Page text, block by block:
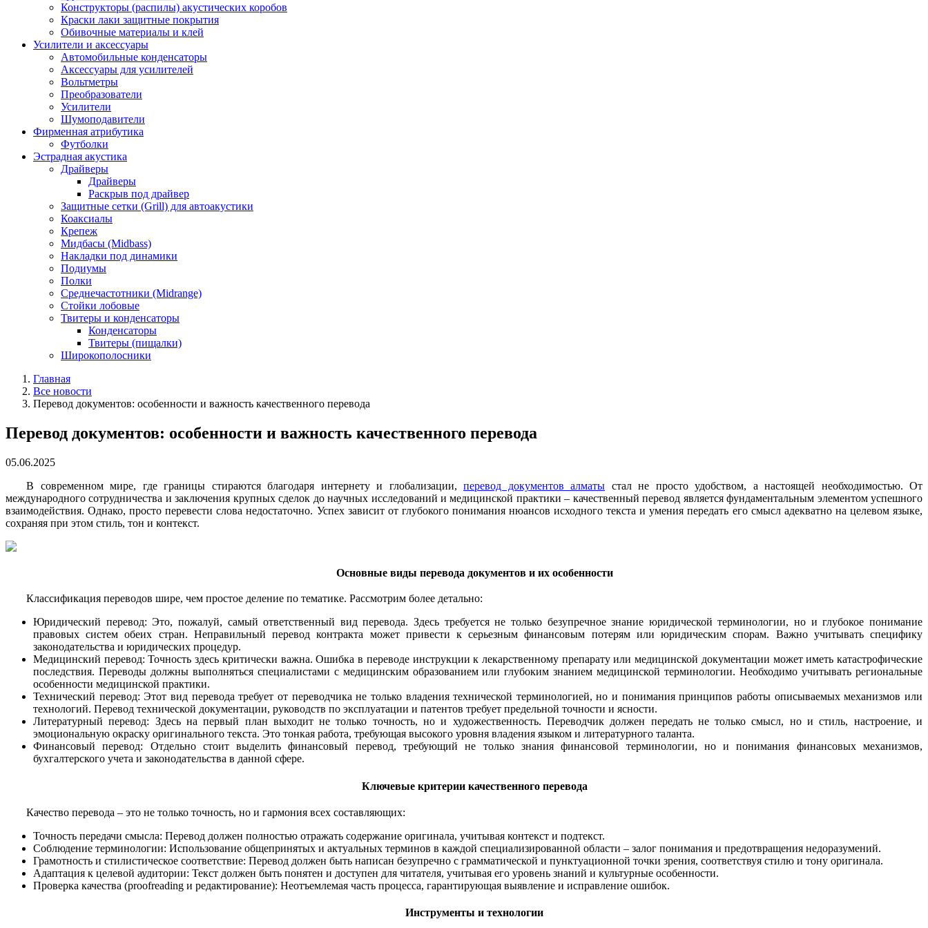
Конструкторы (распилы) акустических коробов
Краски лаки защитные покрытия
Обивочные материалы и клей
Усилители и аксессуары
Автомобильные конденсаторы
Аксессуары для усилителей
Вольтметры
Преобразователи
Усилители
Шумоподавители
Фирменная атрибутика
Футболки
Эстрадная акустика
Драйверы
Драйверы
Раскрыв под драйвер
Защитные сетки (Grill) для автоакустики
Коаксиалы
Крепеж
Мидбасы (Midbass)
Накладки под динамики
Подиумы
Полки
Среднечастотники (Midrange)
Стойки лобовые
Твитеры и конденсаторы
Конденсаторы
Твитеры (пищалки)
Широкополосники
Главная
Все новости
Перевод документов: особенности и важность качественного перевода
Перевод документов: особенности и важность качественного перевода
05.06.2025
В современном мире, где границы стираются благодаря интернету и глобализации, перевод документов алматы стал не просто удобством, а настоящей необходимостью. От
международного сотрудничества и заключения крупных сделок до научных исследований и медицинской практики – качественный перевод является фундаментальным элементом успешного
взаимодействия. Однако, просто перевести слова недостаточно. Успех зависит от глубокого понимания нюансов исходного текста и умения передать его смысл адекватно на целевом языке,
сохраняя при этом стиль, тон и контекст.
Основные виды перевода документов и их особенности
Классификация переводов шире, чем простое деление по тематике. Рассмотрим более детально:
Юридический перевод: Это, пожалуй, самый ответственный вид перевода. Здесь требуется не только безупречное знание юридической терминологии, но и глубокое понимание
правовых систем обеих стран. Неправильный перевод контракта может привести к серьезным финансовым потерям или юридическим спорам. Важно учитывать специфику
законодательства и юридических процедур.
Медицинский перевод: Точность здесь критически важна. Ошибка в переводе инструкции к лекарственному препарату или медицинской документации может иметь катастрофические
последствия. Переводы должны выполняться специалистами с медицинским образованием или глубоким знанием медицинской терминологии. Необходимо учитывать региональные
особенности медицинской практики.
Технический перевод: Этот вид перевода требует от переводчика не только владения технической терминологией, но и понимания принципов работы описываемых механизмов или
технологий. Перевод технической документации, руководств по эксплуатации и патентов требует предельной точности и ясности.
Литературный перевод: Здесь на первый план выходит не только точность, но и художественность. Переводчик должен передать не только смысл, но и стиль, настроение, и
эмоциональную окраску оригинального текста. Это тонкая работа, требующая высокого уровня владения языком и литературного таланта.
Финансовый перевод: Отдельно стоит выделить финансовый перевод, требующий не только знания финансовой терминологии, но и понимания финансовых механизмов,
бухгалтерского учета и законодательства в данной сфере.
Ключевые критерии качественного перевода
Качество перевода – это не только точность, но и гармония всех составляющих:
Точность передачи смысла: Перевод должен полностью отражать содержание оригинала, учитывая контекст и подтекст.
Соблюдение терминологии: Использование общепринятых и актуальных терминов в каждой специализированной области – залог понимания и предотвращения недоразумений.
Грамотность и стилистическое соответствие: Перевод должен быть написан безупречно с грамматической и пунктуационной точки зрения, соответствуя стилю и тону оригинала.
Адаптация к целевой аудитории: Текст должен быть понятен и доступен для читателя, учитывая его уровень знаний и культурные особенности.
Проверка качества (proofreading и редактирование): Неотъемлемая часть процесса, гарантирующая выявление и исправление ошибок.
Инструменты и технологии